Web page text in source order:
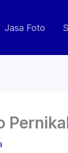
Jasa Foto